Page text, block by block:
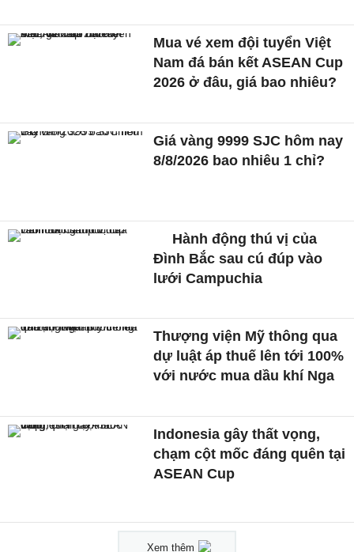
Mua vé xem đội tuyển Việt
Nam đá bán kết ASEAN Cup
2026 ở đâu, giá bao nhiêu?
Giá vàng 9999 SJC hôm nay
8/8/2026 bao nhiêu 1 chỉ?
Hành động thú vị của
Đình Bắc sau cú đúp vào
lưới Campuchia
Thượng viện Mỹ thông qua
dự luật áp thuế lên tới 100%
với nước mua dầu khí Nga
Indonesia gây thất vọng,
chạm cột mốc đáng quên tại
ASEAN Cup
Xem thêm